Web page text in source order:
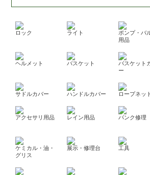
ロック ライト
ポンプ・バ
用品
ヘルメット バスケット
バスケット
ー
サドルカバー ハンドルカバー ロープネッ
アクセサリ用品 レイン用品 パンク修理
ケミカル・油・
グリス
展示・修理台 工具